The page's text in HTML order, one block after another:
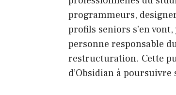
programmeurs,
profils seniors s’en
personne responsable
restructuration. Cette
d’Obsidian à